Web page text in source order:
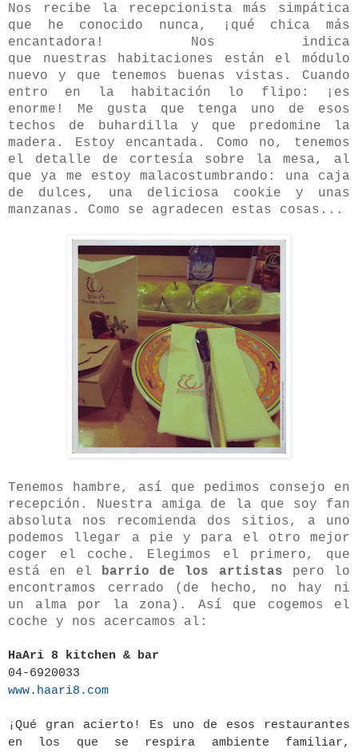
Nos recibe la recepcionista más simpática
que he conocido nunca, ¡qué chica más
encantadora! Nos indica
que nuestras habitaciones están el módulo
nuevo y que tenemos buenas vistas. Cuando
entro en la habitación lo flipo: ¡es
enorme! Me gusta que tenga uno de esos
techos de buhardilla y que predomine la
madera. Estoy encantada. Como no, tenemos
el detalle de cortesía sobre la mesa, al
que ya me estoy malacostumbrando: una caja
de dulces, una deliciosa cookie y unas
manzanas. Como se agradecen estas cosas...
Tenemos hambre, así que pedimos consejo en
recepción. Nuestra amiga de la que soy fan
absoluta nos recomienda dos sitios, a uno
podemos llegar a pie y para el otro mejor
coger el coche. Elegimos el primero, que
está en el barrio de los artistas pero lo
encontramos cerrado (de hecho, no hay ni
un alma por la zona). Así que cogemos el
coche y nos acercamos al:
HaAri 8 kitchen & bar
04-6920033
www.haari8.com
¡Qué gran acierto! Es uno de esos restaurantes
en los que se respira ambiente familiar,